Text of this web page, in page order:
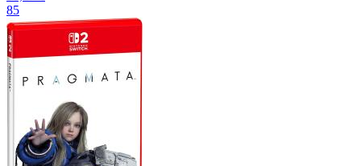
85